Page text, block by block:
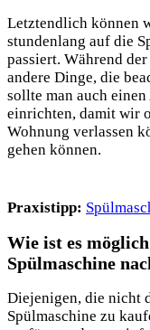
Letztendlich können
stundenlang auf die
passiert. Während
andere Dinge, die
sollte man auch
einrichten, damit wir
Wohnung verlassen
gehen können.
Praxistipp:
Wie ist es
Spülmaschine
Diejenigen, die nicht
Spülmaschine zu